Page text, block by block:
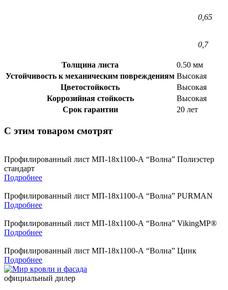
0,65
0,7
Толщина листа
0.50 мм
Устойчивость к механическим повреждениям Высокая
Цветостойкость
Высокая
Коррозийная стойкость
Высокая
Срок гарантии
20 лет
С этим товаром смотрят
Профилированный лист МП-18х1100-А “Волна” Полиэстер
стандарт
Подробнее
Профилированный лист МП-18х1100-А “Волна” PURMAN
Подробнее
Профилированный лист МП-18х1100-А “Волна” VikingMP®
Подробнее
Профилированный лист МП-18х1100-А “Волна” Цинк
Подробнее
официальный дилер